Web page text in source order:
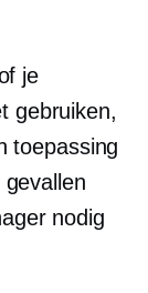
je
gebruiken,
toepassing
nodig